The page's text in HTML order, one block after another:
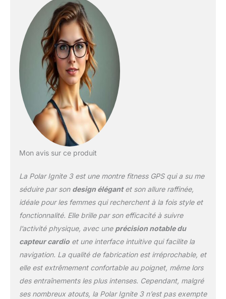
guide de la vigilance
diurne. Accédez à une
analyse complète de
votre récupération
nocturne et à des
prévisions sur votre
vigilance pour la journée
à venir Suivi optique
avancé de la FC et GPS
double bande.
Enregistrez votre
que vous soyez
Coaching sportif et
applications de fitness à
conseils personnalisés et
des suggestions
d'entraînement
quotidiennes, adaptées à
votre préparation et
condition physique La
montre de fitness et
bien-être Polar Ignite 3
Mon avis sur ce produit
La Polar Ignite 3 est une montre fitness GPS qui a su me
séduire par son design élégantet son allure raffinée,
idéale pour les femmes qui recherchent à la fois style et
fonctionnalité. Elle brille par son efficacité à suivre
l’activité physique, avec une précision notable du
capteur cardioet une interface intuitive qui facilite la
navigation. La qualité de fabrication est irréprochable, et
elle est extrêmement confortable au poignet, même lors
des entraînements les plus intenses. Cependant, malgré
ses nombreux atouts, la Polar Ignite 3 n’est pas exempte